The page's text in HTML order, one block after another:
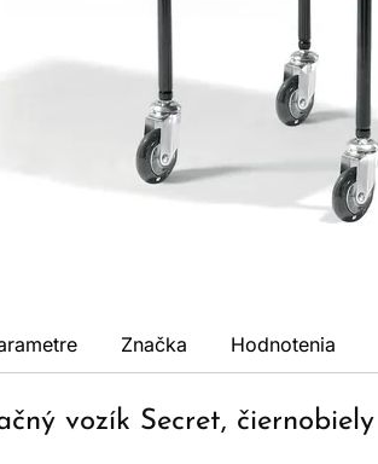
Značka Hodnotenia
vozík Secret, čiernobiely